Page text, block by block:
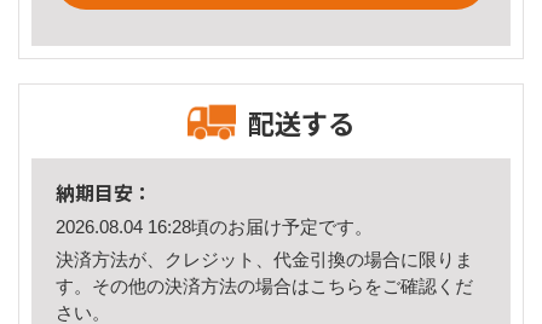
配送する
納期目安：
2026.08.04 16:28頃のお届け予定です。
決済方法が、クレジット、代金引換の場合に限りま
す。その他の決済方法の場合はこちら をご確認くだ
さい。